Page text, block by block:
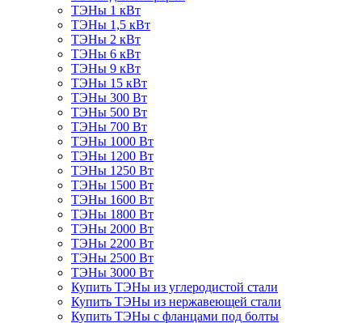
ТЭНы 1 кВт
ТЭНы 1,5 кВт
ТЭНы 2 кВт
ТЭНы 6 кВт
ТЭНы 9 кВт
ТЭНы 15 кВт
ТЭНы 300 Вт
ТЭНы 500 Вт
ТЭНы 700 Вт
ТЭНы 1000 Вт
ТЭНы 1200 Вт
ТЭНы 1250 Вт
ТЭНы 1500 Вт
ТЭНы 1600 Вт
ТЭНы 1800 Вт
ТЭНы 2000 Вт
ТЭНы 2200 Вт
ТЭНы 2500 Вт
ТЭНы 3000 Вт
Купить ТЭНы из углеродистой стали
Купить ТЭНы из нержавеющей стали
Купить ТЭНы с фланцами под болты